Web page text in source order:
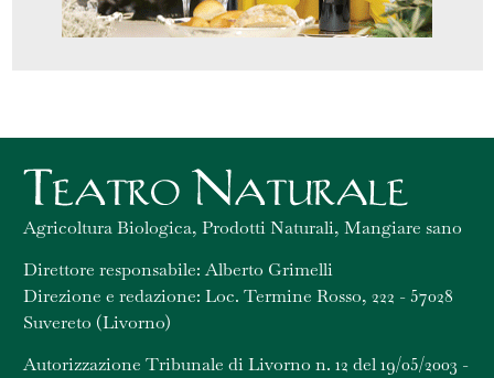
Agricoltura Biologica, Prodotti Naturali, Mangiare sano
Direttore responsabile: Alberto Grimelli
Direzione e redazione: Loc. Termine Rosso, 222 - 57028
Suvereto (Livorno)
Autorizzazione Tribunale di Livorno n. 12 del 19/05/2003 -